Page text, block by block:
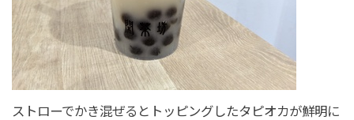
ストローでかき混ぜるとトッピングしたタピオカが鮮明に